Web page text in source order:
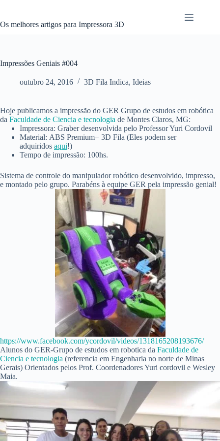
o
Os melhores artigos para Impressora 3D
Impressões Geniais #004
outubro 24, 2016 3D Fila Indica, Ideias
Hoje publicamos a impressão do GER Grupo de estudos em robótica
da Faculdade de Ciencia e tecnologia de Montes Claros, MG:
Impressora: Graber desenvolvida pelo Professor Yuri Cordovil
Material: ABS Premium+ 3D Fila (Eles podem ser
adquiridos aqui!)
Tempo de impressão: 100hs.
Sistema de controle do manipulador robótico desenvolvido, impresso,
e montado pelo grupo. Parabéns à equipe GER pela impressão genial!
https://www.facebook.com/ycordovil/videos/1318165208193676/
Alunos do GER-Grupo de estudos em robotica da Faculdade de
Ciencia e tecnologia (referencia em Engenharia no norte de Minas
Gerais) Orientados pelos Prof. Coordenadores Yuri cordovil e Wesley
Maia.